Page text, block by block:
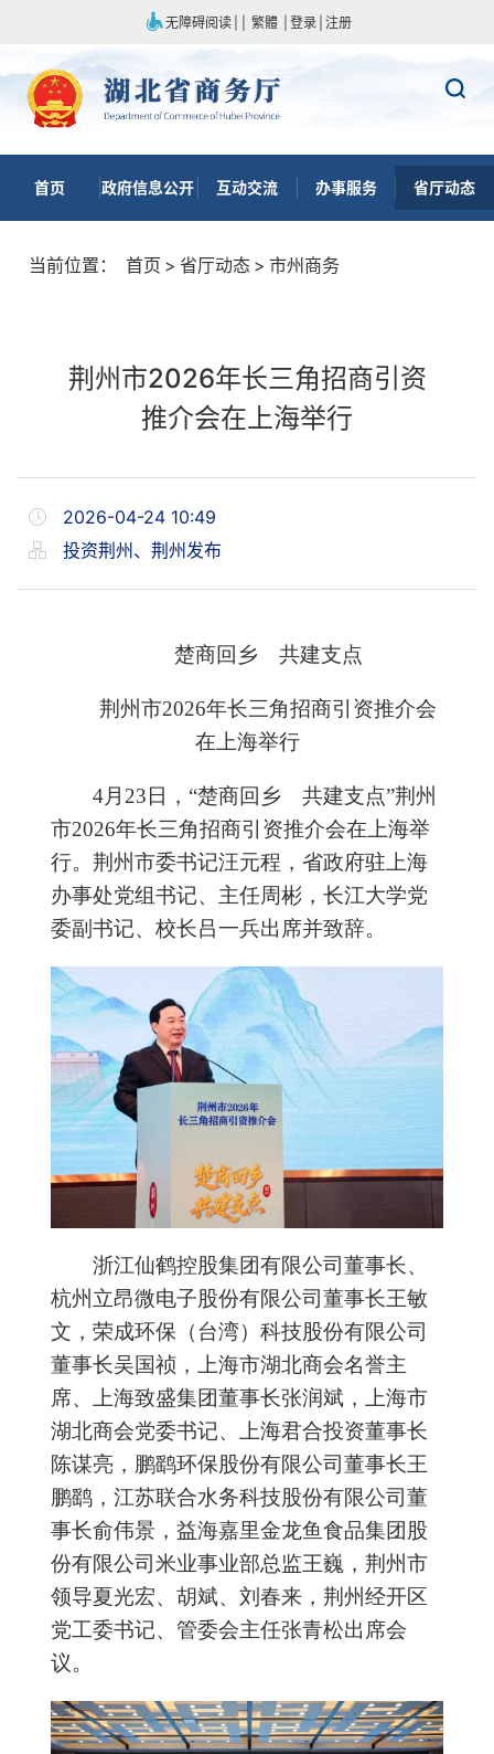
无障碍阅读 繁體 登录 注册
首页 政府信息公开 互动交流 办事服务 省厅动态
当前位置： 首页 > 省厅动态 > 市州商务
荆州市2026年长三角招商引资
推介会在上海举行
2026-04-24 10:49
投资荆州、荆州发布
楚商回乡 共建支点
荆州市2026年长三角招商引资推介会
在上海举行
4月23日，“楚商回乡 共建支点”荆州
市2026年长三角招商引资推介会在上海举
行。荆州市委书记汪元程，省政府驻上海
办事处党组书记、主任周彬，长江大学党
委副书记、校长吕一兵出席并致辞。
浙江仙鹤控股集团有限公司董事长、
杭州立昂微电子股份有限公司董事长王敏
文，荣成环保（台湾）科技股份有限公司
董事长吴国祯，上海市湖北商会名誉主
席、上海致盛集团董事长张润斌，上海市
湖北商会党委书记、上海君合投资董事长
陈谋亮，鹏鹞环保股份有限公司董事长王
鹏鹞，江苏联合水务科技股份有限公司董
事长俞伟景，益海嘉里金龙鱼食品集团股
份有限公司米业事业部总监王巍，荆州市
领导夏光宏、胡斌、刘春来，荆州经开区
党工委书记、管委会主任张青松出席会
议。